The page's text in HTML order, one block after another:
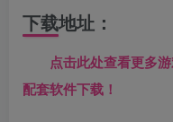
下载地址：
点击此处查看更多游
配套软件下载！